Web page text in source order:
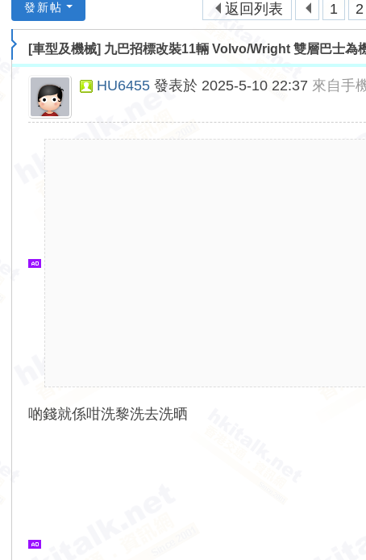
lk.
1
2
返回列表
發新帖
[車型及機械] 九巴招標改裝11輛 Volvo/Wright 雙層巴士為
HU6455 發表於 2025-5-10 22:37 來自手
啲錢就係咁洗黎洗去洗晒